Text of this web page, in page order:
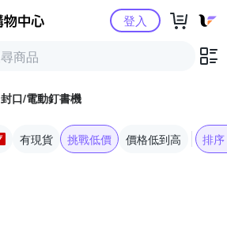
Yahoo購物中心登入
封口/電動釘書機
有現貨 挑戰低價 價格低到高 排序